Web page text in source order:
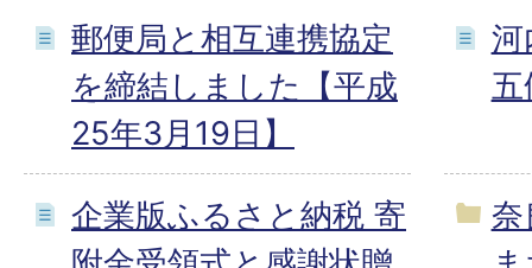
郵便局と相互連携協定
を締結しました【平成
25年3月19日】
河
五
企業版ふるさと納税 寄
奈